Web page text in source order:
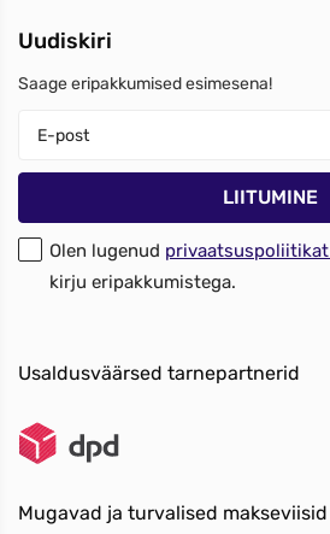
Uudiskiri
Saage eripakkumised esimesena!
Olen lugenud privaatsuspoliitikat
kirju eripakkumistega.
Usaldusväärsed tarnepartnerid
Mugavad ja turvalised makseviisid